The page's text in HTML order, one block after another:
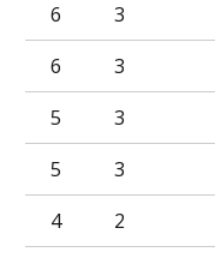
3
6
3
6
3
5
3
5
2
4